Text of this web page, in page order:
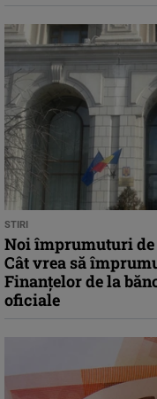
STIRI
Noi împrumuturi
Cât vrea să
Finanțelor de la
oficiale